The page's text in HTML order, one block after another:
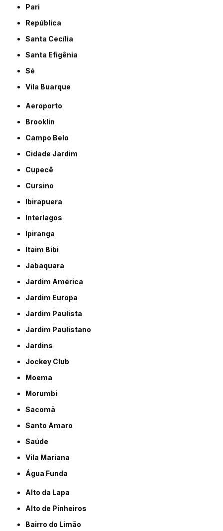
Pari
República
Santa Cecília
Santa Efigênia
Sé
Vila Buarque
Aeroporto
Brooklin
Campo Belo
Cidade Jardim
Cupecê
Cursino
Ibirapuera
Interlagos
Ipiranga
Itaim Bibi
Jabaquara
Jardim América
Jardim Europa
Jardim Paulista
Jardim Paulistano
Jardins
Jockey Club
Moema
Morumbi
Sacomã
Santo Amaro
Saúde
Vila Mariana
Água Funda
Alto da Lapa
Alto de Pinheiros
Bairro do Limão